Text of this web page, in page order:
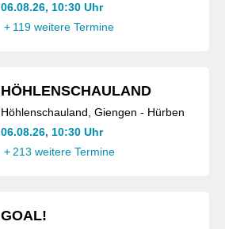
06.08.26, 10:30 Uhr
+ 119 weitere Termine
HÖHLENSCHAULAND
Höhlenschauland, Giengen - Hürben
06.08.26, 10:30 Uhr
+ 213 weitere Termine
GOAL!